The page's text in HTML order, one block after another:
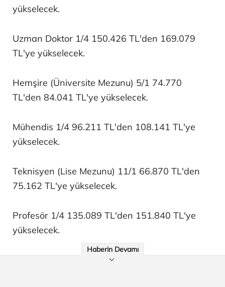
yükselecek.
Uzman Doktor 1/4 150.426 TL'den 169.079
TL'ye yükselecek.
Hemşire (Üniversite Mezunu) 5/1 74.770
TL'den 84.041 TL'ye yükselecek.
Mühendis 1/4 96.211 TL'den 108.141 TL'ye
yükselecek.
Teknisyen (Lise Mezunu) 11/1 66.870 TL'den
75.162 TL'ye yükselecek.
Profesör 1/4 135.089 TL'den 151.840 TL'ye
yükselecek.
Haberin Devamı